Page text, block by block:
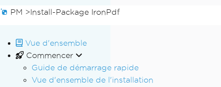
PM >Install-Package IronPdf
Vue d'ensemble
Commencer
Guide de démarrage rapide
Vue d'ensemble de l'installation